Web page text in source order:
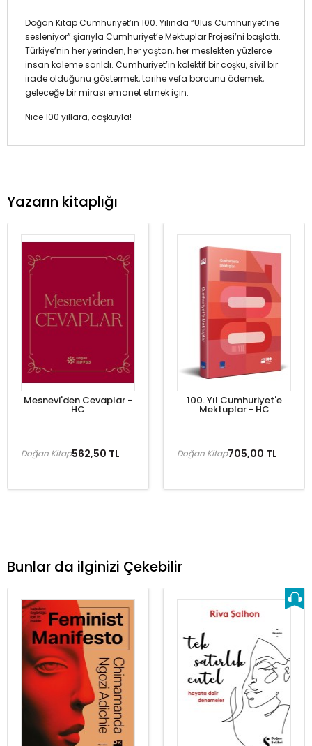
Doğan Kitap Cumhuriyet’in 100. Yılında “Ulus Cumhuriyet’ine
sesleniyor” şiarıyla Cumhuriyet’e Mektuplar Projesi’ni başlattı.
Türkiye’nin her yerinden, her yaştan, her meslekten yüzlerce
insan kaleme sarıldı. Cumhuriyet’in kolektif bir coşku, sivil bir
irade olduğunu göstermek, tarihe vefa borcunu ödemek,
geleceğe bir mirası emanet etmek için.
Nice 100 yıllara, coşkuyla!
Yazarın kitaplığı
Mesnevi'den Cevaplar -
HC
562,50 TL
Doğan Kitap
100. Yıl Cumhuriyet'e
Mektuplar - HC
705,00 TL
Doğan Kitap
Bunlar da ilginizi Çekebilir